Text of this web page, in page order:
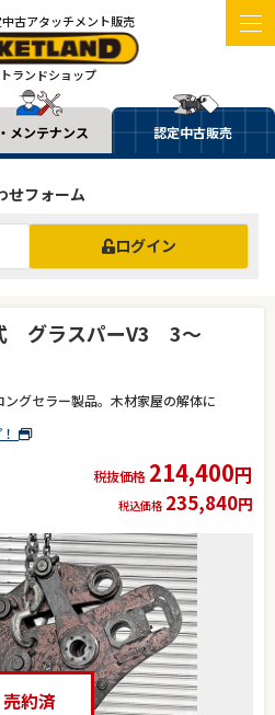
古アタッチメント販売
ランドショップ
メンテナンス 認定中古販売
せフォーム
ログイン
グラスパーV3 3～
グセラー製品。木材家屋の解体に
税抜価格 214,400円
税込価格 235,840円
売約済